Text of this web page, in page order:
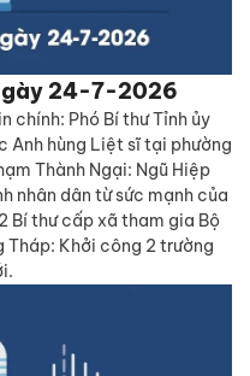
24-7-2026
chính: Phó Bí thư Tỉnh ủy
Anh hùng Liệt sĩ tại phường
Thành Ngại: Ngũ Hiệp
nhân dân từ sức mạnh của
Bí thư cấp xã tham gia Bộ
Tháp: Khởi công 2 trường